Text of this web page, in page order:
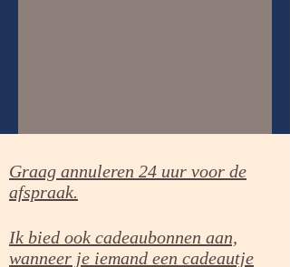
Graag annuleren 24 uur voor de
afspraak.
Ik bied ook cadeaubonnen aan,
wanneer je iemand een cadeautje